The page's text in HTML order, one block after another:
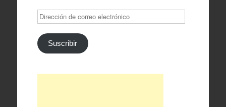
Dirección
de
correo
electrónico
Suscribir